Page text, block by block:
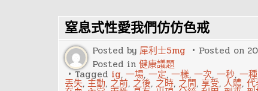
戲
指
南，
隻
要
五
步
再
窒息式性愛我們仿仿色戒
Posted by 犀利士5mg Posted on
Posted in 健康議題
Tagged ig, 一場, 一定, 一樣, 一次, 一秒, 一種
丟失,主動, 之前, 之後, 之時, 之間, 享受, 人體,